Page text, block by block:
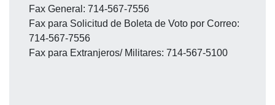
Fax General: 714-567-7556
Fax para Solicitud de Boleta de Voto por Correo:
714-567-7556
Fax para Extranjeros/ Militares: 714-567-5100